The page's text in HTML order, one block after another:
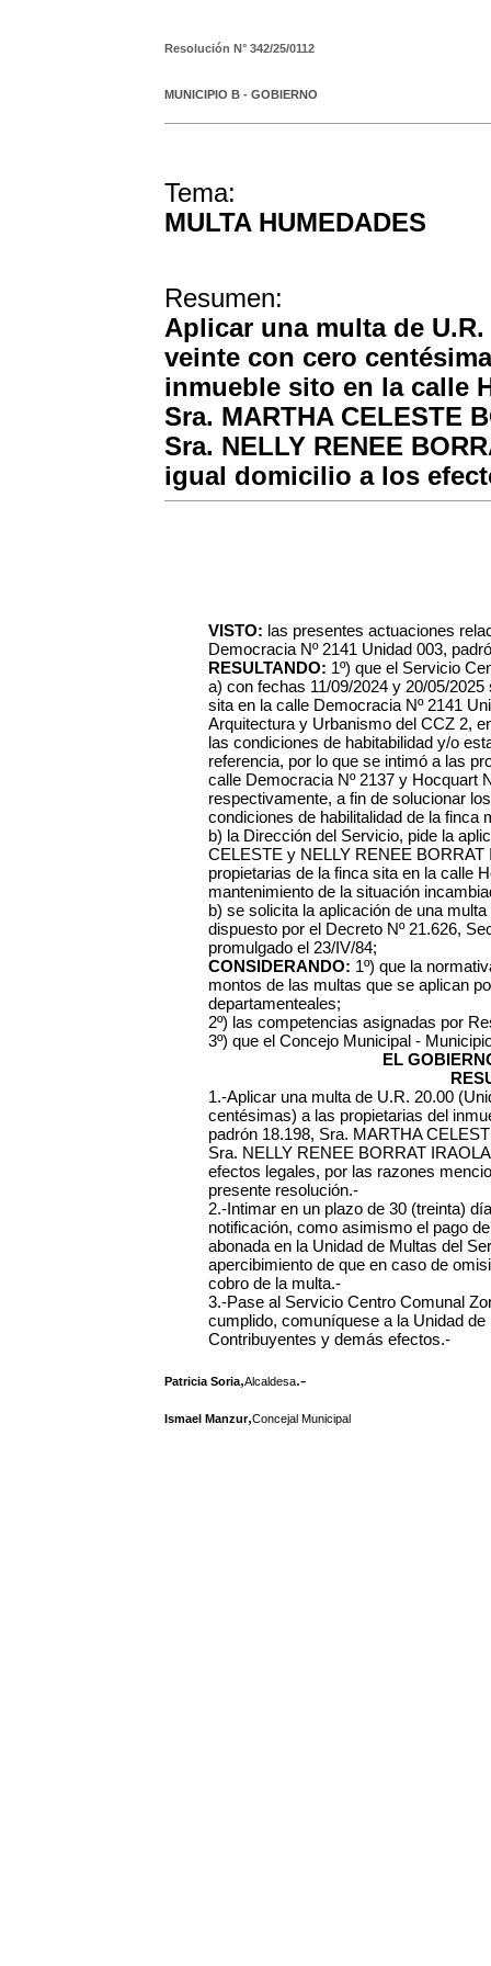
Resolución N° 342/25/0112
MUNICIPIO B - GOBIERNO
Tema:
MULTA HUMEDADES
Resumen:
Aplicar una multa de
veinte con cero
inmueble sito en la calle
Sra. MARTHA CELESTE
Sra. NELLY RENEE
igual domicilio a los
VISTO: las presentes actuaciones
Democracia Nº 2141 Unidad 003,
RESULTANDO: 1º) que el Servicio
a) con fechas 11/09/2024 y 20/05/
sita en la calle Democracia Nº 2141
Arquitectura y Urbanismo del CCZ 2,
las condiciones de habitabilidad y/o
referencia, por lo que se intimó a las
calle Democracia Nº 2137 y Hocquart
respectivamente, a fin de solucionar
condiciones de habilitalidad de la finca
b) la Dirección del Servicio, pide la
CELESTE y NELLY RENEE
propietarias de la finca sita en la calle
mantenimiento de la situación
b) se solicita la aplicación de una
dispuesto por el Decreto Nº 21.626,
promulgado el 23/IV/84;
CONSIDERANDO: 1º) que la
montos de las multas que se aplican
departamenteales;
2º) las competencias asignadas por
3º) que el Concejo Municipal -
EL
1.-Aplicar una multa de U.R. 20.00
centésimas) a las propietarias del
padrón 18.198, Sra. MARTHA
Sra. NELLY RENEE BORRAT
efectos legales, por las razones
presente resolución.-
2.-Intimar en un plazo de 30 (treinta)
notificación, como asimismo el pago
abonada en la Unidad de Multas del
apercibimiento de que en caso de
cobro de la multa.-
3.-Pase al Servicio Centro Comunal
cumplido, comuníquese a la Unidad
Contribuyentes y demás efectos.-
Patricia Soria,Alcaldesa.-
Ismael Manzur,Concejal Municipal